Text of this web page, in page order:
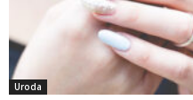
Uroda